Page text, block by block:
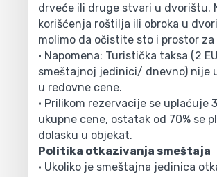
drveće ili druge stvari u dvorištu.
korišćenja roštilja ili obroka u
molimo da očistite sto i prostor za
• Napomena: Turistička taksa (2
smeštajnoj jedinici/ dnevno) nije
u redovne cene.
• Prilikom rezervacije se uplaćuje
ukupne cene, ostatak od 70% se
dolasku u objekat.
Politika otkazivanja smeštaja
• Ukoliko je smeštajna jedinica